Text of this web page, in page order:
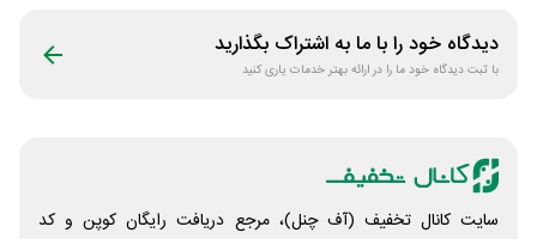
دیدگاه خود را با ما به اشتراک بگذارید
با ثبت دیدگاه خود ما را در ارائه بهتر خدمات یاری کنید
سایت کانال تخفیف (آف چنل)، مرجع دریافت رایگان کوپن و کد